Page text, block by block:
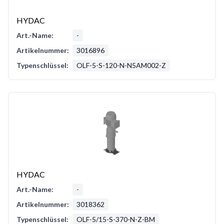
HYDAC
Art.-Name:
-
Artikelnummer:
3016896
Typenschlüssel:
OLF-5-S-120-N-N5AM002-Z
HYDAC
Art.-Name:
-
Artikelnummer:
3018362
Typenschlüssel:
OLF-5/15-S-370-N-Z-BM